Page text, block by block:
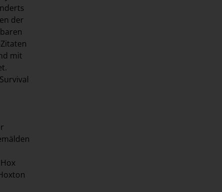
der
mit